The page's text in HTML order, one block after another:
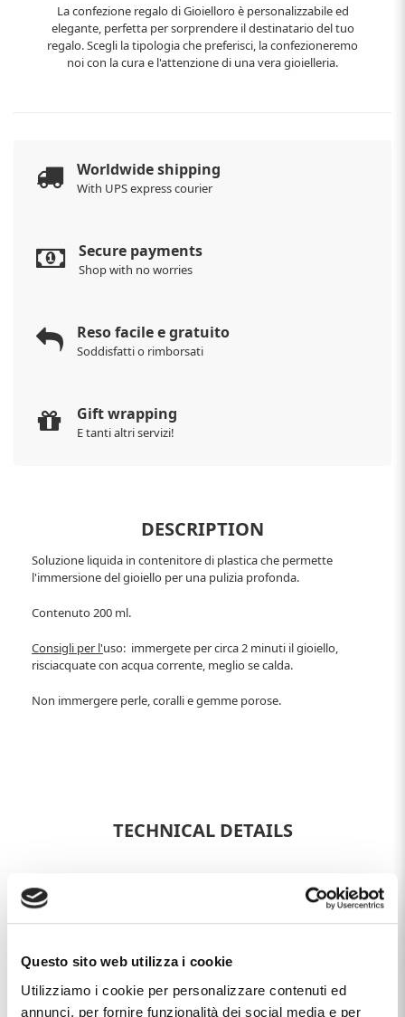
Questo sito web utilizza i cookie
Utilizziamo i cookie per personalizzare contenuti ed
annunci, per fornire funzionalità dei social media e per
La confezione regalo di Gioielloro è personalizzabile ed
elegante, perfetta per sorprendere il destinatario del tuo
regalo. Scegli la tipologia che preferisci, la confezioneremo
noi con la cura e l'attenzione di una vera gioielleria.
Worldwide shipping
With UPS express courier
Secure payments
Shop with no worries
Reso facile e gratuito
Soddisfatti o rimborsati
Gift wrapping
E tanti altri servizi!
DESCRIPTION
Soluzione liquida in contenitore di plastica che permette
l'immersione del gioiello per una pulizia profonda.
Contenuto 200 ml.
Consigli per l'uso: immergete per circa 2 minuti il gioiello,
risciacquate con acqua corrente, meglio se calda.
Non immergere perle, coralli e gemme porose.
TECHNICAL DETAILS
LUCIDANTE SILBO 200ML
, distributed by the brand
CAPPAGLI CHARME
price of this product is€ 10,00.